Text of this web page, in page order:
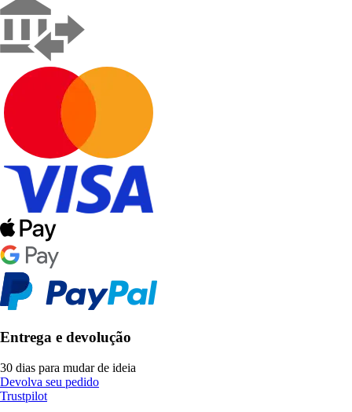
Entrega e devolução
30 dias para mudar de ideia
Devolva seu pedido
Trustpilot